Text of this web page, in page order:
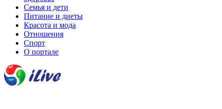
Семья и дети
Питание и диеты
Красота и мода
Отношения
Спорт
О портале